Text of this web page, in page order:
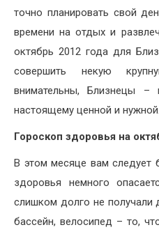
точно планировать свой
времени на отдых и
октябрь 2012 года для
совершить некую
внимательны, Близнецы
настоящему ценной и нужной.
Гороскоп здоровья на
В этом месяце вам следует
здоровья немного
слишком долго не получали
бассейн, велосипед – то,